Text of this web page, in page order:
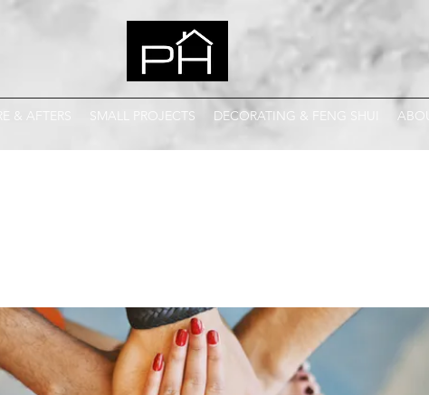
& AFTERS SMALL PROJECTS DECORATING & FENG SHUI